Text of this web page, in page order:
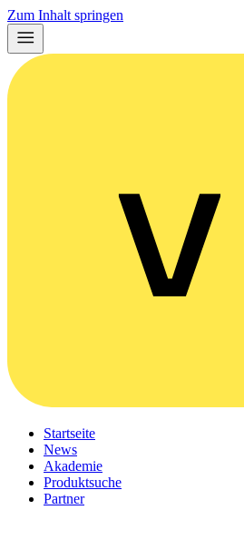
Zum Inhalt springen
Startseite
News
Akademie
Produktsuche
Partner